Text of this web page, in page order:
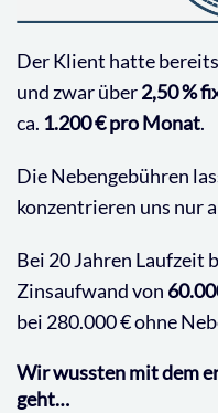
Der Klient hatte
und zwar über2,50 %
ca. 1.200 € pro Monat.
Die Nebengebühren
konzentrieren uns nur
Bei 20 Jahren Laufzeit
Zinsaufwand von
bei 280.000 € ohne
Wir wussten mit dem
geht…